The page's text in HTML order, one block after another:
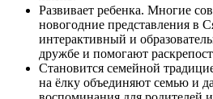
Развивает ребенка. Многие
новогодние представления в
интерактивный и
дружбе и помогают
Становится семейной
на ёлку объединяют семью и